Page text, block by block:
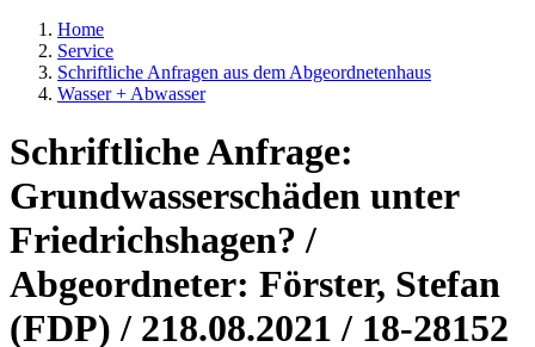
Home
Service
Schriftliche Anfragen aus dem Abgeordnetenhaus
Wasser + Abwasser
Schriftliche Anfrage:
Grundwasserschäden unter
Friedrichshagen? /
Abgeordneter: Förster, Stefan
(FDP) / 218.08.2021 / 18-28152